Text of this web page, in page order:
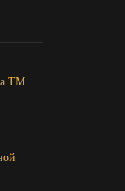
ТМ